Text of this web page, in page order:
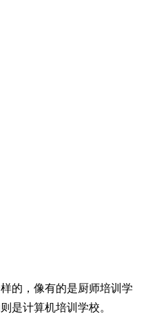
的，像有的是厨师培训学
是计算机培训学校。